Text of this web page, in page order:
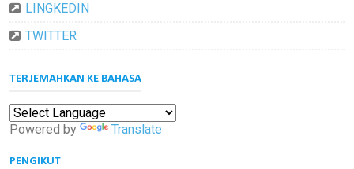
LINGKEDIN
TWITTER
TERJEMAHKAN KE BAHASA
Powered by Translate
PENGIKUT